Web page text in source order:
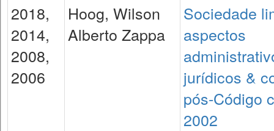
2018,
2014,
2008,
2006
Hoog, Wilson
Alberto Zappa
Sociedade
aspectos
jurídicos &
pós-Código
2002